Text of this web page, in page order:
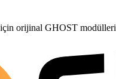
orijinal GHOST modülleri